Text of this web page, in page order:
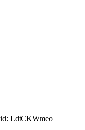
LdtCKWmeo